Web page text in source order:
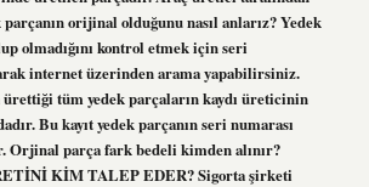
parçanın orijinal olduğunu nasıl anlarız? Yedek
olmadığını kontrol etmek için seri
internet üzerinden arama yapabilirsiniz.
tüm yedek parçaların kaydı üreticinin
Bu kayıt yedek parçanın seri numarası
Orjinal parça fark bedeli kimden alınır?
KİM TALEP EDER? Sigorta şirketi